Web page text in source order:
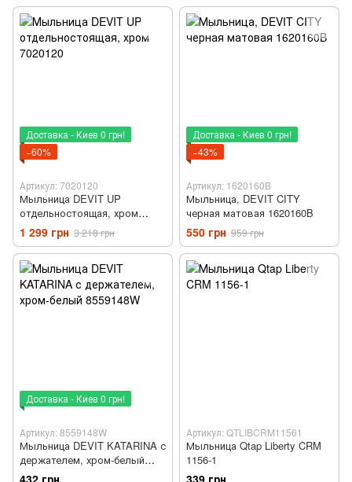
Доставка - Киев 0 грн!
−60%
Артикул: 7020120
Мыльница DEVIT UP
отдельностоящая, хром
7020120
1 299 грн 3 218 грн
Доставка - Киев 0 грн!
−43%
Артикул: 1620160B
Мыльница, DEVIT CITY
черная матовая 1620160B
550 грн 959 грн
Доставка - Киев 0 грн!
Артикул: 8559148W
Мыльница DEVIT KATARINA с
держателем, хром-белый
8559148W
Артикул: QTLIBCRM11561
Мыльница Qtap Liberty CRM
1156-1